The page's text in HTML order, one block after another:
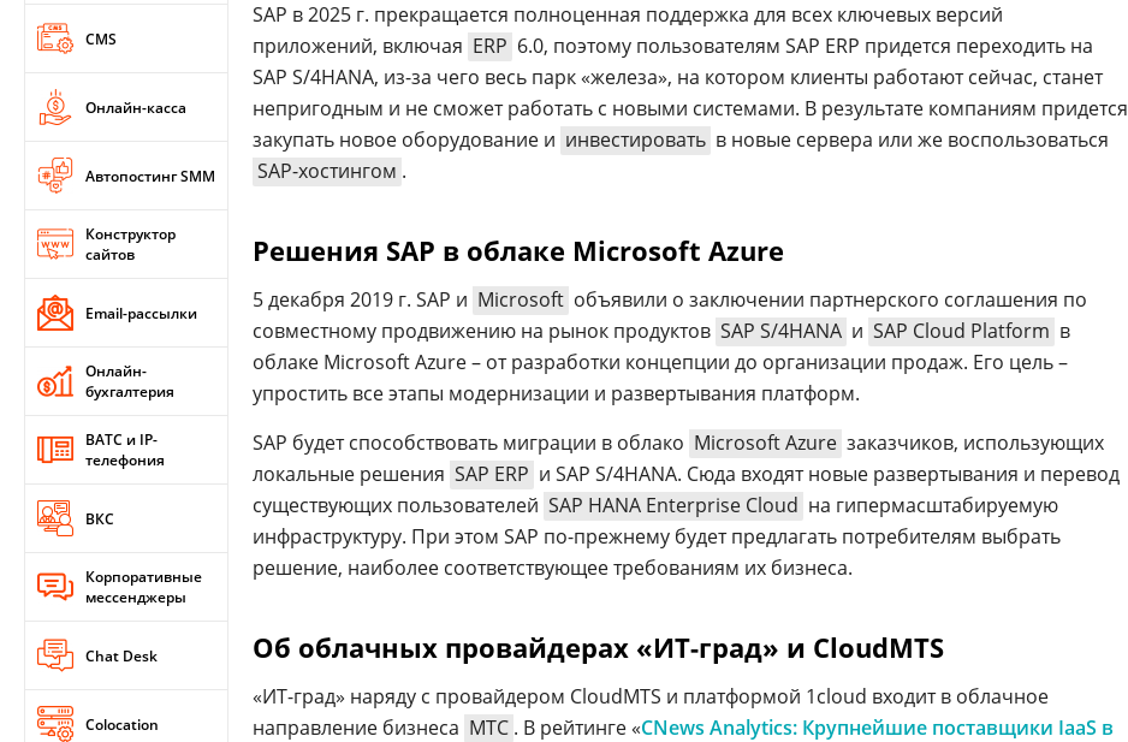
CMS
Онлайн-касса
Автопостинг SMM
Конструктор
сайтов
Email-рассылки
Онлайн-
бухгалтерия
ВАТС и IP-
телефония
ВКС
Корпоративные
мессенджеры
Chat Desk
Colocation
SAP в 2025 г. прекращается полноценная поддержка для всех ключевых версий
приложений, включая ERP 6.0, поэтому пользователям SAP ERP придется переходить на
SAP S/4HANA, из-за чего весь парк «железа», на котором клиенты работают сейчас, станет
непригодным и не сможет работать с новыми системами. В результате компаниям придется
закупать новое оборудование и инвестировать в новые сервера или же воспользоваться
SAP-хостингом .
Решения SAP в облаке Microsoft Azure
5 декабря 2019 г. SAP и Microsoft объявили о заключении партнерского соглашения по
совместному продвижению на рынок продуктов SAP S/4HANA и SAP Cloud Platform в
облаке Microsoft Azure – от разработки концепции до организации продаж. Его цель –
упростить все этапы модернизации и развертывания платформ.
SAP будет способствовать миграции в облако Microsoft Azure заказчиков, использующих
локальные решения SAP ERP и SAP S/4HANA. Сюда входят новые развертывания и перевод
существующих пользователей SAP HANA Enterprise Cloud на гипермасштабируемую
инфраструктуру. При этом SAP по-прежнему будет предлагать потребителям выбрать
решение, наиболее соответствующее требованиям их бизнеса.
Об облачных провайдерах «ИТ-град» и CloudMTS
«ИТ-град» наряду с провайдером CloudМТS и платформой 1cloud входит в облачное
направление бизнеса МТС . В рейтинге «CNews Analytics: Крупнейшие поставщики IaaS в